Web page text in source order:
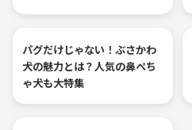
パグだけじゃない！ぶさかわ
犬の魅力とは？人気の鼻ぺち
ゃ犬も大特集